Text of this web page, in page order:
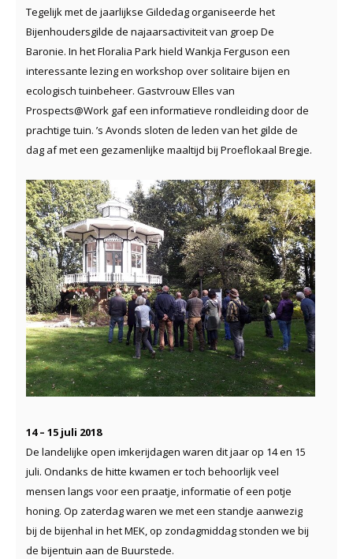
Tegelijk met de jaarlijkse Gildedag organiseerde het
Bijenhoudersgilde de najaarsactiviteit van groep De
Baronie. In het Floralia Park hield Wankja Ferguson een
interessante lezing en workshop over solitaire bijen en
ecologisch tuinbeheer. Gastvrouw Elles van
Prospects@Work gaf een informatieve rondleiding door de
prachtige tuin. ’s Avonds sloten de leden van het gilde de
dag af met een gezamenlijke maaltijd bij Proeflokaal Bregje.
14 – 15 juli 2018
De landelijke open imkerijdagen waren dit jaar op 14 en 15
juli. Ondanks de hitte kwamen er toch behoorlijk veel
mensen langs voor een praatje, informatie of een potje
honing. Op zaterdag waren we met een standje aanwezig
bij de bijenhal in het MEK, op zondagmiddag stonden we bij
de bijentuin aan de Buurstede.